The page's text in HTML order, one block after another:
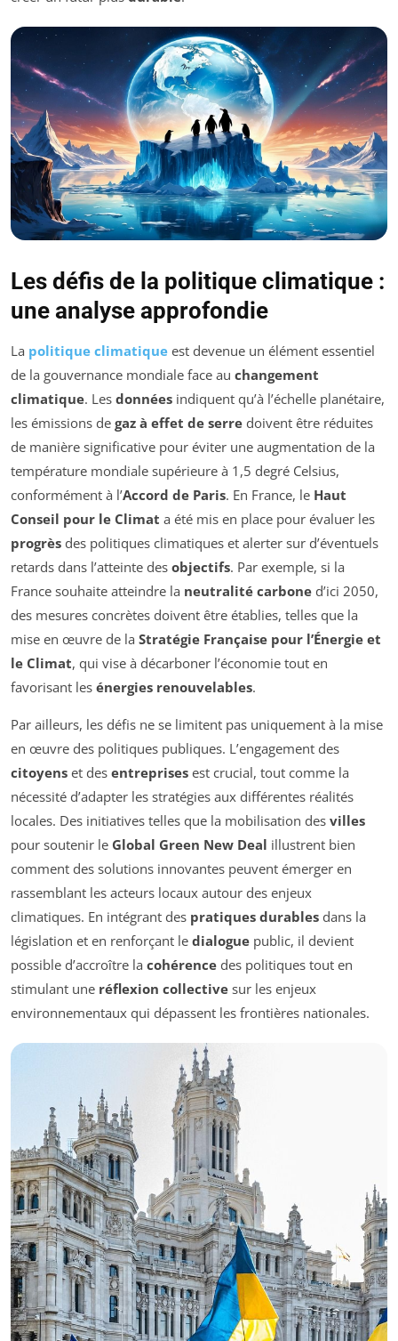
Les défis de la politique climatique :
une analyse approfondie
La politique climatique est devenue un élément essentiel
de la gouvernance mondiale face au changement
climatique. Les données indiquent qu’à l’échelle planétaire,
les émissions de gaz à effet de serre doivent être réduites
de manière significative pour éviter une augmentation de la
température mondiale supérieure à 1,5 degré Celsius,
conformément à l’Accord de Paris. En France, le Haut
Conseil pour le Climat a été mis en place pour évaluer les
progrès des politiques climatiques et alerter sur d’éventuels
retards dans l’atteinte des objectifs. Par exemple, si la
France souhaite atteindre la neutralité carbone d’ici 2050,
des mesures concrètes doivent être établies, telles que la
mise en œuvre de la Stratégie Française pour l’Énergie et
le Climat, qui vise à décarboner l’économie tout en
favorisant les énergies renouvelables.
Par ailleurs, les défis ne se limitent pas uniquement à la mise
en œuvre des politiques publiques. L’engagement des
citoyens et des entreprises est crucial, tout comme la
nécessité d’adapter les stratégies aux différentes réalités
locales. Des initiatives telles que la mobilisation des villes
pour soutenir le Global Green New Deal illustrent bien
comment des solutions innovantes peuvent émerger en
rassemblant les acteurs locaux autour des enjeux
climatiques. En intégrant des pratiques durables dans la
législation et en renforçant le dialogue public, il devient
possible d’accroître la cohérence des politiques tout en
stimulant une réflexion collective sur les enjeux
environnementaux qui dépassent les frontières nationales.